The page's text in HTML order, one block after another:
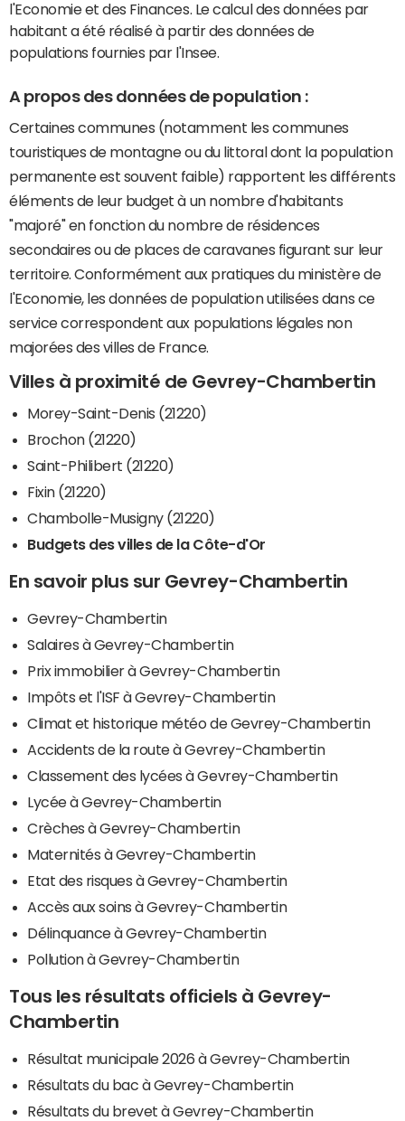
l'Economie et des Finances. Le calcul des données par
habitant a été réalisé à partir des données de
populations fournies par l'Insee.
A propos des données de population :
Certaines communes (notamment les communes
touristiques de montagne ou du littoral dont la population
permanente est souvent faible) rapportent les différents
éléments de leur budget à un nombre d'habitants
"majoré" en fonction du nombre de résidences
secondaires ou de places de caravanes figurant sur leur
territoire. Conformément aux pratiques du ministère de
l'Economie, les données de population utilisées dans ce
service correspondent aux populations légales non
majorées des villes de France.
Villes à proximité de Gevrey-Chambertin
Morey-Saint-Denis (21220)
Brochon (21220)
Saint-Philibert (21220)
Fixin (21220)
Chambolle-Musigny (21220)
Budgets des villes de la Côte-d'Or
En savoir plus sur Gevrey-Chambertin
Gevrey-Chambertin
Salaires à Gevrey-Chambertin
Prix immobilier à Gevrey-Chambertin
Impôts et l'ISF à Gevrey-Chambertin
Climat et historique météo de Gevrey-Chambertin
Accidents de la route à Gevrey-Chambertin
Classement des lycées à Gevrey-Chambertin
Lycée à Gevrey-Chambertin
Crèches à Gevrey-Chambertin
Maternités à Gevrey-Chambertin
Etat des risques à Gevrey-Chambertin
Accès aux soins à Gevrey-Chambertin
Délinquance à Gevrey-Chambertin
Pollution à Gevrey-Chambertin
Tous les résultats officiels à Gevrey-
Chambertin
Résultat municipale 2026 à Gevrey-Chambertin
Résultats du bac à Gevrey-Chambertin
Résultats du brevet à Gevrey-Chambertin